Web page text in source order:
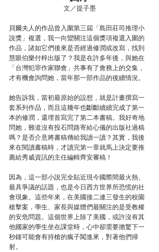
文／提子墨
貝爾夫人的作品曾入圍第三屆「島田莊司推理小
說獎」複選，我一向蠻關注這個獎項複選入圍的
作品，諸如它們後來是否經過修潤或改寫，找到
慧眼伯樂付梓出版了？我是在許多年後，與她在
「台灣犯罪作家聯會」共事有了會務上的交集，
才有機會詢問她，當年那一部作品的後續情況。
她告訴我，當初最原始的設想，就是計畫撰寫一
套系列作品，而且這幾年也斷斷續續完成了第一
本的修潤，還埋首寫完了第二本書稿。我好奇地
問她，難道沒有投石問路寄給心儀的出版社過稿
嗎？是否介意將書稿傳給我讀一讀？其實，我後
來在閱讀書稿時，才讀完第一章就馬上決定要推
薦給秀威資訊的主任編輯齊安審稿！
因為，這一部小說完全貼近現今國際間最火熱、
最具爭議的話題，也是今日西方世界所恐慌的社
會現象。這些年來，在美國接二連三發生的校園
槍擊案，學生、家長與媒體們最關注的是受教權
的安危問題。這個世界上除了美國，或許沒有其
他國家的學生坐在課堂時，心中卻需要擔驚下一
秒鐘可能會有持槍的瘋子闖進來，對著他們掃
射。